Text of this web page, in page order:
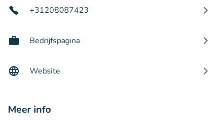
+31208087423
Bedrijfspagina
Website
Meer info